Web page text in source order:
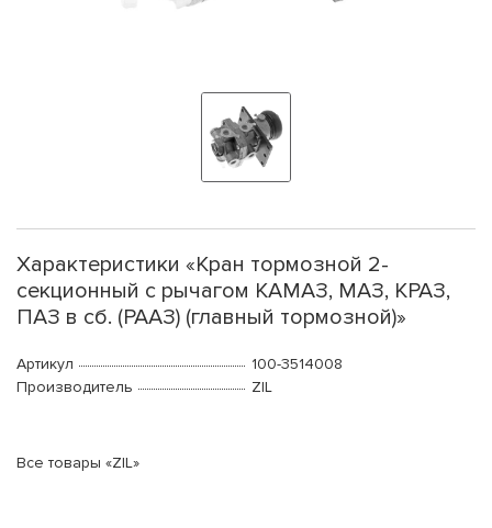
Характеристики «Кран тормозной 2-
секционный с рычагом КАМАЗ, МАЗ, КРАЗ,
ПАЗ в сб. (РААЗ) (главный тормозной)»
Артикул
100-3514008
Производитель
ZIL
Все товары «ZIL»